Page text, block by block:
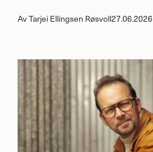
AvTarjei Ellingsen Røsvoll27.06.2026